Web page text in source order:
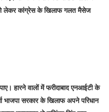
लेकर कांग्रेस के खिलाफ गलत मैसेज
हारने वालों में फरीदाबाद एनआईटी के
भाजपा सरकार के खिलाफ अपने परिधान